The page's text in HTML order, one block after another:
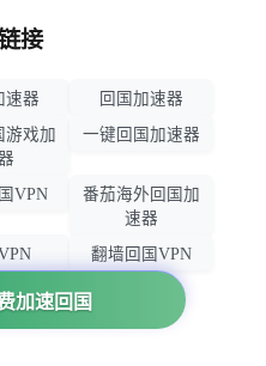
加速回国
接
速器
回国加速器
游戏加
一键回国加速器
VPN
番茄海外回国加
速器
翻墙回国VPN
回国VPN推荐